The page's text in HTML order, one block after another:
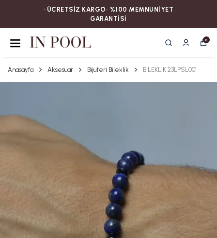
• ÜCRETSİZ KARGOㅤ‎‎‎‎‎‎‎‎• %100 MEMNUNİYET
GARANTİSİ
0
Anasayfa Aksesuar Bijuteri Bileklik BİLEKLİK 23LPSL001